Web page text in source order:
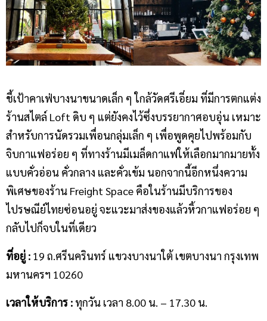
ชี้เป้าคาเฟ่บางนาขนาดเล็ก ๆ ใกล้วัดศรีเอี่ยม ที่มีการตกแต่ง
ร้านสไตล์ Loft ดิบ ๆ แต่ยังคงไว้ซึ่งบรรยากาศอบอุ่น เหมาะ
สำหรับการนัดรวมเพื่อนกลุ่มเล็ก ๆ เพื่อพูดคุยไปพร้อมกับ
จิบกาแฟอร่อย ๆ ที่ทางร้านมีเมล็ดกาแฟให้เลือกมากมายทั้ง
แบบคั่วอ่อน คั่วกลาง และคั่วเข้ม นอกจากนี้อีกหนึ่งความ
พิเศษของร้าน Freight Space คือในร้านมีบริการของ
ไปรษณีย์ไทยซ่อนอยู่ จะแวะมาส่งของแล้วหิ้วกาแฟอร่อย ๆ
กลับไปก็จบในที่เดียว
ที่อยู่ : 19 ถ.ศรีนครินทร์ แขวงบางนาใต้ เขตบางนา กรุงเทพ
มหานครฯ 10260
เวลาให้บริการ : ทุกวัน เวลา 8.00 น. – 17.30 น.